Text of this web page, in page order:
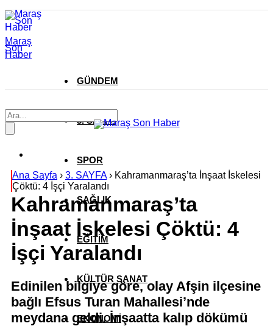
Maraş
Son
Haber
GÜNDEM
3. SAYFA
SPOR
SAĞLIK
EĞİTİM
KÜLTÜR SANAT
EKONOMİ
Ana Sayfa › 3. SAYFA› Kahramanmaraş’ta İnşaat İskelesi
Çöktü: 4 İşçi Yaralandı
Kahramanmaraş’ta
İnşaat İskelesi Çöktü: 4
İşçi Yaralandı
Edinilen bilgiye göre, olay Afşin ilçesine
bağlı Efsus Turan Mahallesi’nde
meydana geldi. İnşaatta kalıp dökümü